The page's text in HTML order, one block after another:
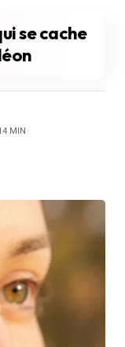
se cache
MIN